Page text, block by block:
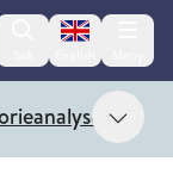
Change
Vis